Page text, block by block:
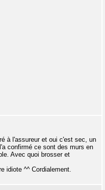
à l'assureur et oui c'est sec, un
confirmé ce sont des murs en
Avec quoi brosser et
idiote ^^ Cordialement.